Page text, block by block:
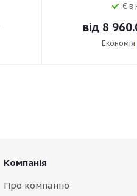
Є в
від 8
Економія
Компанія
Про компанію